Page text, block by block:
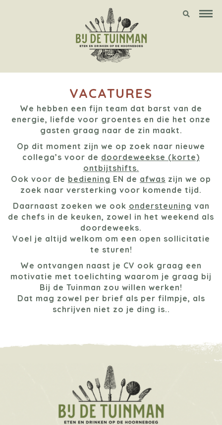
VACATURES
We hebben een fijn team dat barst van de
energie, liefde voor groentes en die het onze
gasten graag naar de zin maakt.
Op dit moment zijn we op zoek naar nieuwe
collega’s voor de doordeweekse (korte)
ontbijtshifts.
Ook voor de bediening EN de afwas zijn we op
zoek naar versterking voor komende tijd.
Daarnaast zoeken we ook ondersteuning van
de chefs in de keuken, zowel in het weekend als
doordeweeks.
Voel je altijd welkom om een open sollicitatie
te sturen!
We ontvangen naast je CV ook graag een
motivatie met toelichting waarom je graag bij
Bij de Tuinman zou willen werken!
Dat mag zowel per brief als per filmpje, als
schrijven niet zo je ding is..